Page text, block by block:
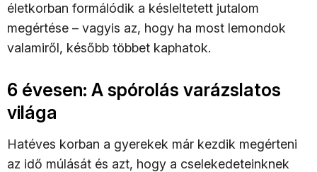
életkorban formálódik a késleltetett jutalom
megértése – vagyis az, hogy ha most lemondok
valamiről, később többet kaphatok.
6 évesen: A spórolás varázslatos
világa
Hatéves korban a gyerekek már kezdik megérteni
az idő múlását és azt, hogy a cselekedeteinknek